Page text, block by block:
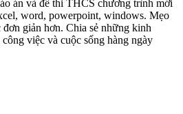
án và đề thi THCS chương trình mới
word, powerpoint, windows. Mẹo
giản hơn. Chia sẻ những kinh
việc và cuộc sống hàng ngày